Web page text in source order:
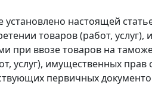
настоящей
товаров (работ,
при ввозе товаров на
услуг), имущественных
первичных